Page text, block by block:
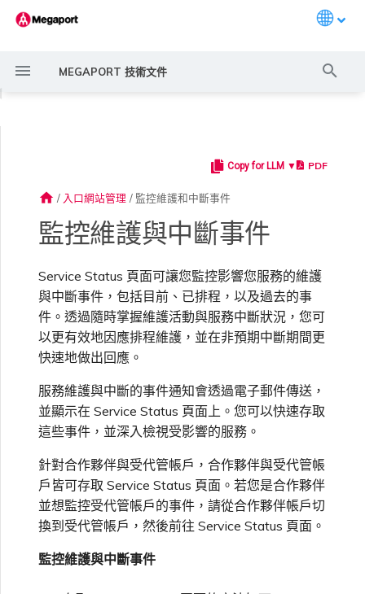
MEGAPORT 技術文件
快速開始
設定 Megaport 帳戶
概述
建立帳戶
強制多重身分驗證
設定單一登入
提供技術支援聯絡方式
設定財務資訊
更新公司資訊
Megaport Portal 儀表板
連線至 Latitude.sh
瞭解位置資訊
位置 ID
常見多雲連線情境
使用 Megaport 解決方案實
現 MPLS 網路現代化
以服務供應商身分使用
Megaport API 管理連線
Megaport 全球網狀 WAN
Megaport 上雲即服務
MACsec
IPsec
雲端原生 VPN 加密
訂購交叉連接
訂購本地迴路
Port 備援
建立 LAG
將 Port 新增至 LAG
終止 Port
建立私有 VXC
遷移 VXC
設定服務金鑰
設定 Q-in-Q
變更合約 VXC 的速率
關閉 VXC 以進行容錯移轉測
路由指南
Port
MCR
終止 Megaport Internet 連
11:11 Systems
3DS Outscale
阿里雲專線接入
AWS Direct Connect
Cisco Webex
Cloudflare
MCR
概述
3DS Outscale MCR 連線
阿里雲 MCR 連線
AWS Direct Connect
DigitalOcean MCR 連線
Google MCR 連線
IBM Cloud Direct Link MCR
概述
Aruba SD-WAN
Aviatrix
Cisco SD-WAN
Fortinet FortiGate
Palo Alto Networks
Versa SD-WAN
MCR 進階 VLAN 與路由功能
MCR 備援
建立 MCR
設定 MCR
使用封包過濾
在 MCR 中使用 IPsec
路由過濾
路由通告
路由彙總
設定 BGP 進階設定
MVE 部署情境
MVE 位置
MVE 備援
Megaport 網路中的 SSE 與
6WIND
6WIND 概述
6WIND 授權網路功能
規劃部署
建立 MVE
連線 MVE
終止 MVE
Anapaya
Anapaya 概述
規劃部署
建立 MVE
建立 VXC
終止 MVE
Aruba SD-WAN 概述
規劃部署
建立 MVE
建立 VXC
終止 MVE
Aviatrix Secure Edge 概述
規劃部署
建立 MVE
建立 VXC
終止 MVE
Check Point CloudGuard 概
規劃部署
建立 MVE
建立 VXC
連線 MVE
Cisco MVE 概述
規劃部署
建立 MVE
建立 VXC
將 MPLS 與 SDCI 整合
終止 MVE
Fortinet FortiGate 概述
規劃部署
建立 MVE
建立 VXC
終止 MVE
基於 FGSP 設定 Fortinet 防
火牆高可用性
Juniper MVE 概述
規劃部署
建立 MVE
建立 VXC
終止 MVE
VM-Series Firewall
Prisma SD-WAN
Peplink FusionHub 概述
規劃部署
建立 MVE
建立 VXC
終止 MVE
Versa SD-WAN 概述
規劃部署
建立 MVE
建立 VXC
終止 MVE
VMware SD-WAN 概述
規劃部署
建立 MVE
建立 VXC
終止 MVE
設定 IX
IX 需求
加入 IX
AMS-IX 連線
France-IX 連線
管理 IX
編輯 IX
變更合約 IX 的速率
遷移 IX
關閉 IX
IX 工具與功能
MegaIX 功能概述
MegaIX Looking Glass（路
由診斷）
IX 遙測
BGP 社群
都會區 ID
建立個人檔案
申請連線
Marketplace 通知
Marketplace 常見問題
監控 MCR
監控 MVE
監控服務狀態
檢視工作階段事件日誌
Port 定價與合約條款
VXC 定價與合約條款
Megaport Internet 定價與合
約條款
IX 定價與合約條款
MVE 定價與合約條款
啟用計費市場
指派財務角色
更新帳單資訊
瞭解 Megaport 帳單
客戶現場服務
下載帳單
建立 API 金鑰
管理使用者
建立 Port
建立 VXC
變更 VXC 設定
建立至 AWS 的 VXC
快速開始
建立 Megaport Terraform
Provider 設定檔
使用 Megaport Terraform
Provider 建立和管理服務
使用 Megaport 資源進行
Terraform 狀態管理
匯入現有生產服務
使用 Terraform MCP
Server（公開測試版）
啟用 Port
訂購時的錯誤
容量錯誤
Port 與 VXC
Port 或 VXC 中斷或不穩定
Port 延遲
Port 或 VXC 封包遺失
吞吐量與效能
MCR
MCR 中斷或無法使用
MCR 路由
MCR BGP 工作階段中斷
其他 MCR 問題
MVE
MVE 中斷或無法使用
MVE 網際網路連線
SD-WAN 管理連線
IX 連線
IX BGP 路由
IX BGP 工作階段中斷
雲端
雲端服務供應商互聯位址空間
ExpressRoute 線路容量不足
聯繫支援
支援請求入口網站
瞭解支援請求
傳送意見回饋
網路維護
歐盟數位服務法
Copy for LLM ▼ PDF
home / 入口網站管理 / 監控維護和中斷事件
監控維護與中斷事件
Service Status 頁面可讓您監控影響您服務的維護
與中斷事件，包括目前、已排程，以及過去的事
件。透過隨時掌握維護活動與服務中斷狀況，您可
以更有效地因應排程維護，並在非預期中斷期間更
快速地做出回應。
服務維護與中斷的事件通知會透過電子郵件傳送，
並顯示在 Service Status 頁面上。您可以快速存取
這些事件，並深入檢視受影響的服務。
針對合作夥伴與受代管帳戶，合作夥伴與受代管帳
戶皆可存取 Service Status 頁面。若您是合作夥伴
並想監控受代管帳戶的事件，請從合作夥伴帳戶切
換到受代管帳戶，然後前往 Service Status 頁面。
監控維護與中斷事件